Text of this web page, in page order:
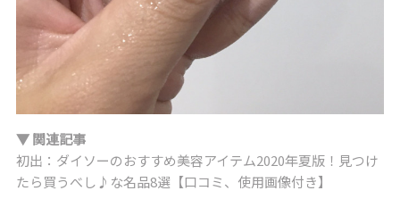
▼ 関連記事
初出：ダイソーのおすすめ美容アイテム2020年夏版！見つけ
たら買うべし♪な名品8選【口コミ、使用画像付き】